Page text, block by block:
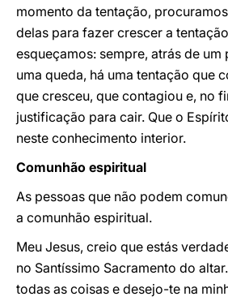
momento da tentação,
delas para fazer crescer a
esqueçamos: sempre, atrás de um
uma queda, há uma tentação que
que cresceu, que contagiou e, no
justificação para cair. Que o
neste conhecimento interior.
Comunhão espiritual
As pessoas que não podem
a comunhão espiritual.
Meu Jesus, creio que estás
no Santíssimo Sacramento do
todas as coisas e desejo-te na